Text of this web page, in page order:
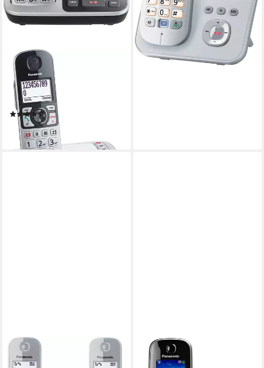
PANASONIC
KX-TGE520 Seniorentelefon
(Mobilteile: 1, inkl.
Anrufbeantworter)
(58)
ab 84,98 €
lieferbar - in 2-3 Werktagen bei dir